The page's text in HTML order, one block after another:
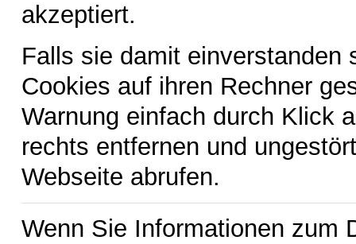
akzeptiert.
Falls sie damit einverstanden
Cookies auf ihren Rechner
Warnung einfach durch Klick
rechts entfernen und
Webseite abrufen.
Wenn Sie Informationen zum